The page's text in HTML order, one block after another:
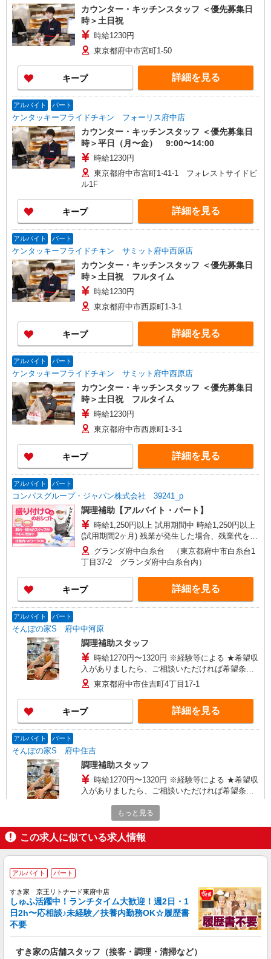
カウンター・キッチンスタッフ ＜優先募集日
時＞土日祝
時給1230円
東京都府中市宮町1-50
キープ 詳細を見る
アルバイト パート
ケンタッキーフライドチキン フォーリス府中店
カウンター・キッチンスタッフ ＜優先募集日
時＞平日（月〜金） 9:00〜14:00
時給1230円
東京都府中市宮町1-41-1 フォレストサイドビ
ル1F
キープ 詳細を見る
アルバイト パート
ケンタッキーフライドチキン サミット府中西原店
カウンター・キッチンスタッフ ＜優先募集日
時＞土日祝 フルタイム
時給1230円
東京都府中市西原町1-3-1
キープ 詳細を見る
アルバイト パート
ケンタッキーフライドチキン サミット府中西原店
カウンター・キッチンスタッフ ＜優先募集日
時＞土日祝 フルタイム
時給1230円
東京都府中市西原町1-3-1
キープ 詳細を見る
アルバイト パート
コンパスグループ・ジャパン株式会社 39241_p
調理補助【アルバイト・パート】
時給1,250円以上 試用期間中 時給1,250円以上
(試用期間2ヶ月) 残業が発生した場合、残業代を1
分単位で別途支給します。
グランダ府中白糸台 （東京都府中市白糸台1
丁目37-2 グランダ府中白糸台内）
キープ 詳細を見る
アルバイト パート
そんぽの家S 府中中河原
調理補助スタッフ
時給1270円〜1320円 ※経験等による ★希望収
入がありましたら、ご相談いただければ希望条件
に合うかの確認もいたします。 ★時間外手当別途
支給 ★上記金額は働きがい向上手当を含みます。
★働きがい向上手当※26年6月改定（地域により異
なる） 社会保険加入者は更に＋50円
東京都府中市住吉町4丁目17-1
キープ 詳細を見る
アルバイト パート
そんぽの家S 府中住吉
調理補助スタッフ
時給1270円〜1320円 ※経験等による ★希望収
入がありましたら、ご相談いただければ希望条件
支給 ★上記金額は働きがい向上手当を含みます。
★働きがい向上手当※26年6月改定（地域により異
なる） 社会保険加入者は更に＋50円
東京都府中市住吉町3丁目13-1
キープ
コンパスグループ・ジャパン株式会社 20848_p
調理補助【アルバイト・パート】
時給1,226円以上 試用期間中 時給1,226円以上
(試用期間2ヶ月) 残業が発生した場合、残業代を1
日本銀行府中分館食堂 （東京都府中市日鋼町
1-19 日本銀行府中分館内食堂）
もっと見る
この求人に似ている求人情報
アルバイト パート
すき家 京王リトナード東府中店
しゅふ活躍中！ランチタイム大歓迎！週2日・1
日2h〜応相談♪未経験／扶養内勤務OK☆履歴書
不要
すき家の店舗スタッフ（接客・調理・清掃など）